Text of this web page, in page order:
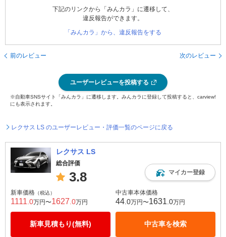
下記のリンクから「みんカラ」に遷移して、
違反報告ができます。
「みんカラ」から、違反報告をする
前のレビュー 次のレビュー
ユーザーレビューを投稿する
※自動車SNSサイト「みんカラ」に遷移します。みんカラに登録して投稿すると、carview!
にも表示されます。
レクサス LS のユーザーレビュー・評価一覧のページに戻る
レクサス LS
総合評価
3.8 マイカー登録
新車価格 （税込）
1111 .0万円〜1627 .0万円
新車見積もり(無料)
中古車本体価格
44 .0万円〜1631 .0万円
中古車を検索